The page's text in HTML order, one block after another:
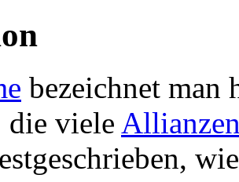
bezeichnet man
die viele